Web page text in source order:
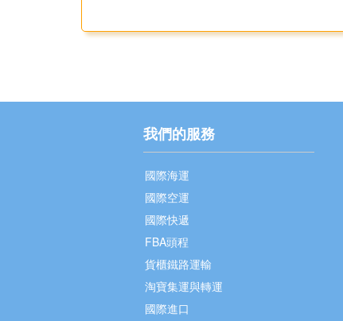
我們的服務
國際海運
國際空運
國際快遞
FBA頭程
貨櫃鐵路運輸
淘寶集運與轉運
國際進口